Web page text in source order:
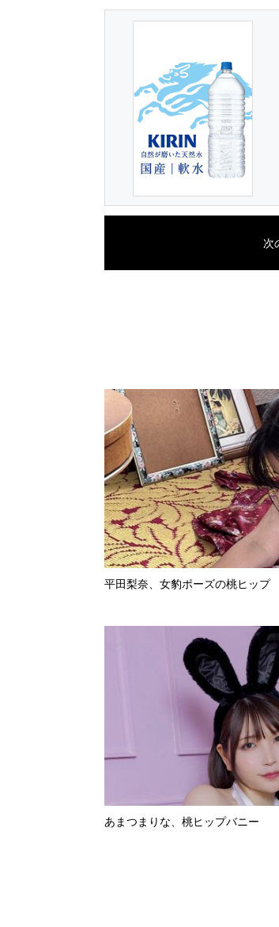
次
平田梨奈、女豹ポーズの桃ヒップ
あまつまりな、桃ヒップバニー